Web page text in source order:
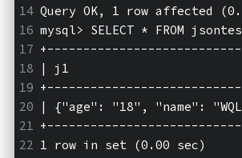
Query OK, 1 row affected
mysql> SELECT * FROM
| j1
| {"age": "18", "name":
1 row in set (0.00 sec)